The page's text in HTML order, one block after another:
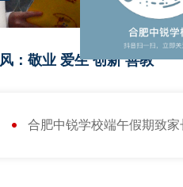
：敬业 爱生 创新 善教